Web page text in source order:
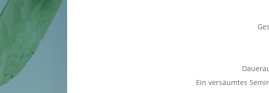
Ein versäumtes